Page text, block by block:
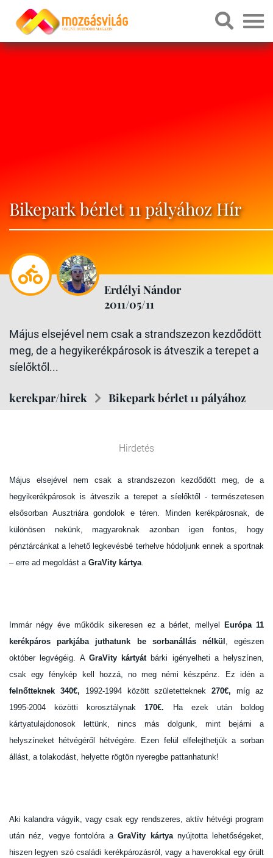
Bikepark bérlet 11 pályához Hír
Erdélyi Nándor
2011/05/11
Május elsejével nem csak a strandszezon kezdődött
meg, de a hegyikerékpárosok is átveszik a terepet a
síelőktől...
kerekpar/hirek Bikepark bérlet 11 pályához
Hirdetés
Május elsejével nem csak a strandszezon kezdődött meg, de a
hegyikerékpárosok is átveszik a terepet a síelőktől - természetesen
elsősorban Ausztriára gondolok e téren. Minden kerékpárosnak, de
különösen nekünk, magyaroknak azonban igen fontos, hogy
pénztárcánkat a lehető legkevésbé terhelve hódoljunk ennek a sportnak
– erre ad megoldást a GraVity kártya.
Immár négy éve működik sikeresen ez a bérlet, mellyel
Európa 11
kerékpáros parkjába juthatunk be sorbanállás nélkül , egészen
október legvégéig. A GraVity kártyátbárki igényelheti a helyszínen,
csak egy fénykép kell hozzá, no meg némi készpénz. Ez idén a
felnőtteknek 340€, 1992-1994 között születetteknek270€, míg az
1995-2004 közötti korosztálynak 170€. Ha ezek után boldog
kártyatulajdonosok lettünk, nincs más dolgunk, mint bejárni a
helyszíneket hétvégéről hétvégére. Ezen felül elfelejthetjük a sorban
állást, a tolakodást, helyette rögtön nyeregbe pattanhatunk!
Aki kalandra vágyik, vagy csak egy rendszeres, aktív hétvégi program
után néz, vegye fontolóra aGraVity kártyanyújtotta lehetőségeket,
hiszen legyen szó családi kerékpározásról, vagy a haverokkal egy őrült